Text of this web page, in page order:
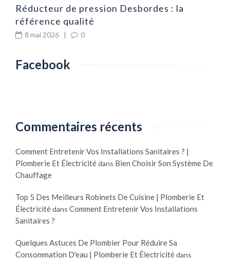
Réducteur de pression Desbordes : la
référence qualité
8 mai 2026 0
Facebook
Commentaires récents
Comment Entretenir Vos Installations Sanitaires ? |
Plomberie Et Électricitédans Bien Choisir Son Système De
Chauffage
Top 5 Des Meilleurs Robinets De Cuisine | Plomberie Et
Électricitédans Comment Entretenir Vos Installations
Sanitaires ?
Quelques Astuces De Plombier Pour Réduire Sa
Consommation D'eau | Plomberie Et Électricitédans